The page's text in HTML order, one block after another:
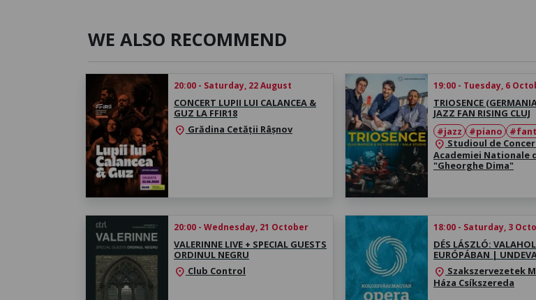
WE ALSO RECOMMEND
20:00 - Saturday, 22 August
CONCERT LUPII LUI CALANCEA &
GUZ LA FFIR18
location_on Grădina Cetății Râșnov
19:00 - Tuesday, 6
TRIOSENCE
JAZZ FAN RISING CLUJ
#jazz
#piano
location_on Studioul de
Academiei Nationale
"Gheorghe Dima"
20:00 - Wednesday, 21 October
VALERINNE LIVE + SPECIAL GUESTS
ORDINUL NEGRU
location_on Club Control
18:00 - Saturday, 3
DÉS LÁSZLÓ: VALAHOL
EURÓPÁBAN |
location_on Szakszervezetek
Háza Csíkszereda